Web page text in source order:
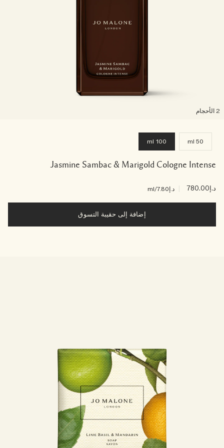
50 ml
100 ml
Jasmine Sambac & Marigold Cologne Intense
د.إ780.00 د.إ7.80 /ml
إضافة إلى حقيبة التسوق